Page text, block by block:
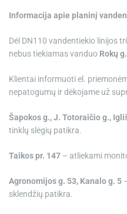
Informacija apie planinį
Dėl DN110 vandentiekio linijos
nebus tiekiamas vanduo Rokų
Klientai informuoti el.
nepatogumų ir dėkojame už
Šapokos g.,J. Totoraičio g.,
tinklų slėgių patikra.
Taikos pr. 147 – atliekami
Agronomijos g. 53, Kanalo g. 5
sklendžių patikra.